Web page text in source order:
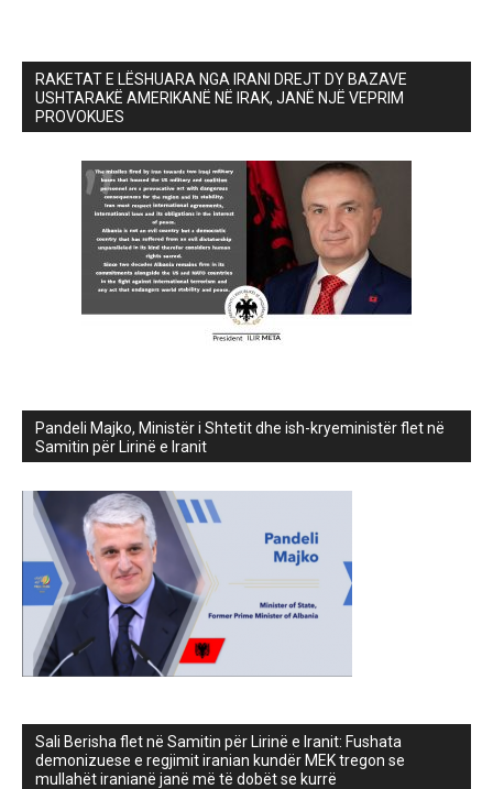
RAKETAT E LËSHUARA NGA IRANI DREJT DY BAZAVE
USHTARAKË AMERIKANË NË IRAK, JANË NJË VEPRIM
PROVOKUES
Pandeli Majko, Ministër i Shtetit dhe ish-kryeministër flet në
Samitin për Lirinë e Iranit
Sali Berisha flet në Samitin për Lirinë e Iranit: Fushata
demonizuese e regjimit iranian kundër MEK tregon se
mullahët iranianë janë më të dobët se kurrë